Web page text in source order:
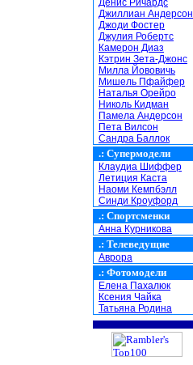
Денис Ричардс
Джиллиан Андерсон
Джоди Фостер
Джулия Робертс
Камерон Диаз
Кэтрин Зета-Джонс
Милла Йововичь
Мишель Пфайфер
Наталья Орейро
Николь Кидман
Памела Андерсон
Пета Вилсон
Сандра Баллок
.: Супермодели
Клаудиа Шиффер
Летиция Каста
Наоми Кемпбэлл
Синди Кроуфорд
.: Спортсменки
Анна Курникова
.: Телеведущие
Аврора
.: Фотомодели
Елена Пахалюк
Ксения Чайка
Татьяна Родина